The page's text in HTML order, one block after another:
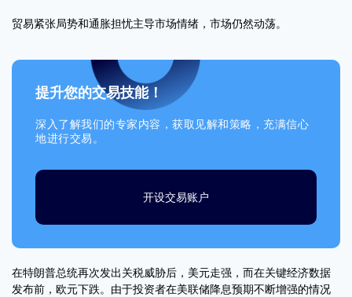
贸易紧张局势和通胀担忧主导市场情绪，市场仍然动荡。
提升您的交易技能！
深入了解我们的专家内容，获取见解和策略，充满信心
地进行交易。
开设交易账户
在特朗普总统再次发出关税威胁后，美元走强，而在关键经济数据
发布前，欧元下跌。由于投资者在美联储降息预期不断增强的情况